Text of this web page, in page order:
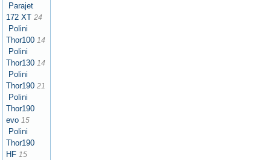
Parajet
172 XT 24
Polini
Thor100 14
Polini
Thor130 14
Polini
Thor190 21
Polini
Thor190
evo 15
Polini
Thor190
HF 15